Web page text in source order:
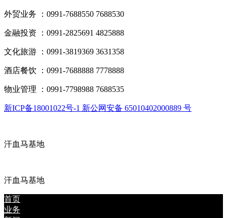
外贸业务 ：0991-7688550 7688530
金融投资 ：0991-2825691 4825888
文化旅游 ：0991-3819369 3631358
酒店餐饮 ：0991-7688888 7778888
物业管理 ：0991-7798988 7688535
新ICP备18001022号-1 新公网安备 65010402000889 号
汗血马基地
汗血马基地
首页
业务